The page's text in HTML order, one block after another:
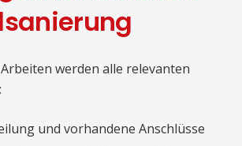
werden alle relevanten
und vorhandene Anschlüsse